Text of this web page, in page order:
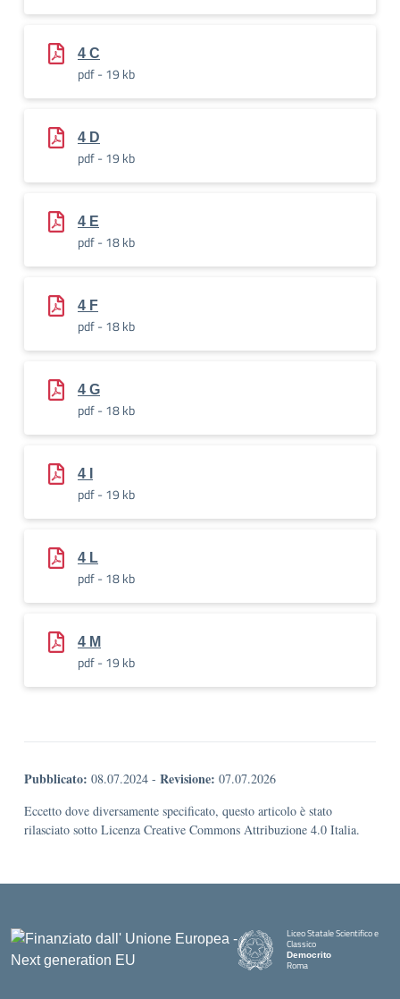
4 C
pdf - 19 kb
4 D
pdf - 19 kb
4 E
pdf - 18 kb
4 F
pdf - 18 kb
4 G
pdf - 18 kb
4 I
pdf - 19 kb
4 L
pdf - 18 kb
4 M
pdf - 19 kb
Pubblicato: 08.07.2024 - Revisione: 07.07.2026
Eccetto dove diversamente specificato, questo articolo è stato
rilasciato sotto Licenza Creative Commons Attribuzione 4.0 Italia.
Liceo Statale Scientifico e
Classico
Democrito
Roma